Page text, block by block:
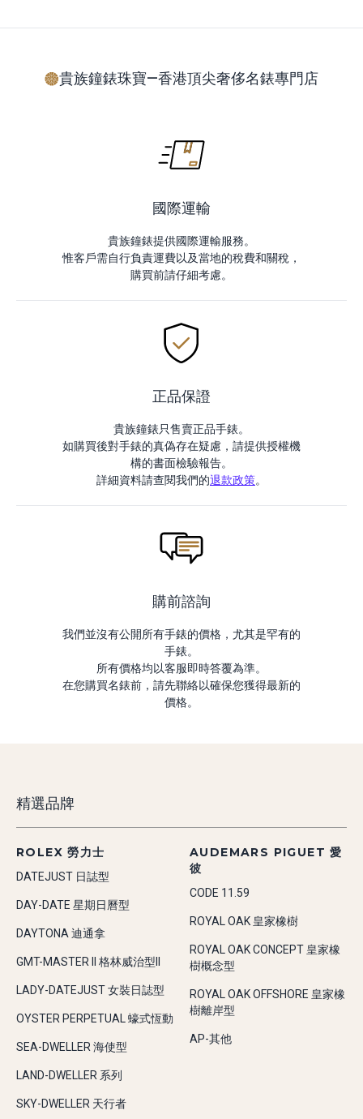
貴族鐘錶珠寶—香港頂尖奢侈名錶專門店
國際運輸
貴族鐘錶提供國際運輸服務。
惟客戶需自行負責運費以及當地的稅費和關稅，
購買前請仔細考慮。
正品保證
貴族鐘錶只售賣正品手錶。
如購買後對手錶的真偽存在疑慮，請提供授權機
構的書面檢驗報告。
詳細資料請查閱我們的退款政策。
購前諮詢
我們並沒有公開所有手錶的價格，尤其是罕有的
手錶。
所有價格均以客服即時答覆為準。
在您購買名錶前，請先聯絡以確保您獲得最新的
價格。
精選品牌
ROLEX 勞力士
DATEJUST 日誌型
DAY-DATE 星期日曆型
DAYTONA 迪通拿
GMT-MASTER II 格林威治型II
LADY-DATEJUST 女裝日誌型
OYSTER PERPETUAL 蠔式恆動
SEA-DWELLER 海使型
LAND-DWELLER 系列
SKY-DWELLER 天行者
AUDEMARS PIGUET 愛
彼
CODE 11.59
ROYAL OAK 皇家橡樹
ROYAL OAK CONCEPT 皇家橡
樹概念型
ROYAL OAK OFFSHORE 皇家橡
樹離岸型
AP-其他